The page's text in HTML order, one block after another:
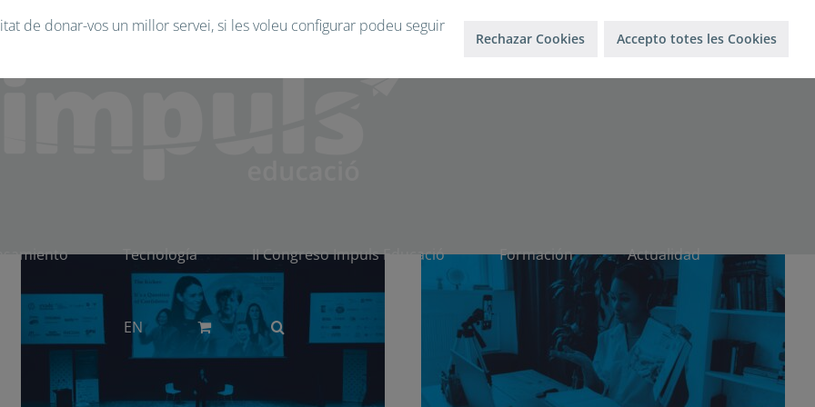
Tecnología II Congreso Impuls Educació Formación Actualidad
EN
de donar-vos un millor servei, si les voleu configurar podeu seguir
Rechazar Cookies Accepto totes les Cookies